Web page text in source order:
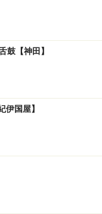
鼓【神田】
伊国屋】